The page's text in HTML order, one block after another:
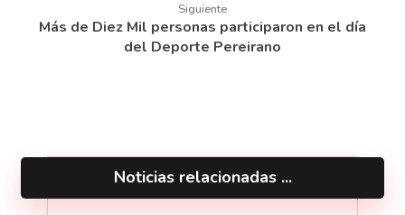
Siguiente
Más de Diez Mil personas participaron en el día
del Deporte Pereirano
Noticias relacionadas ...